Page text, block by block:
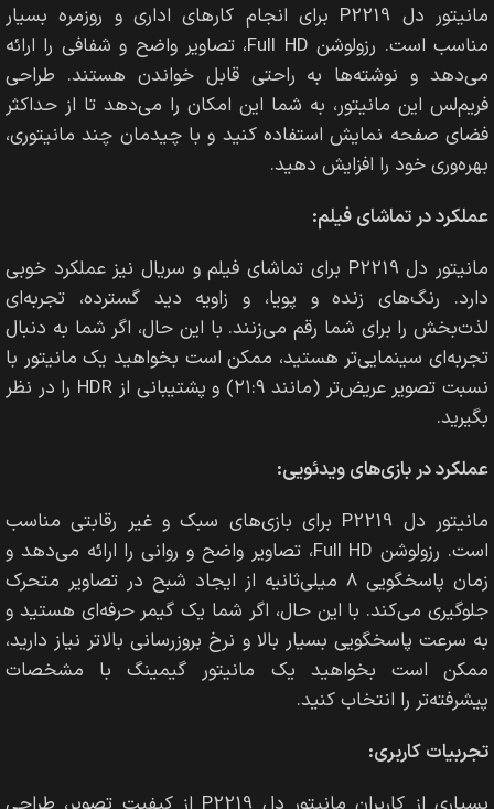
مانیتور دل P2219 برای انجام کارهای اداری و روزمره بسیار
مناسب است. رزولوشن Full HD، تصاویر واضح و شفافی را ارائه
می‌دهد و نوشته‌ها به راحتی قابل خواندن هستند. طراحی
فریم‌لس این مانیتور، به شما این امکان را می‌دهد تا از حداکثر
فضای صفحه نمایش استفاده کنید و با چیدمان چند مانیتوری،
بهره‌وری خود را افزایش دهید.
عملکرد در تماشای فیلم:
مانیتور دل P2219 برای تماشای فیلم و سریال نیز عملکرد خوبی
دارد. رنگ‌های زنده و پویا، و زاویه دید گسترده، تجربه‌ای
لذت‌بخش را برای شما رقم می‌زنند. با این حال، اگر شما به دنبال
تجربه‌ای سینمایی‌تر هستید، ممکن است بخواهید یک مانیتور با
نسبت تصویر عریض‌تر (مانند ۲۱:۹) و پشتیبانی از HDR را در نظر
بگیرید.
عملکرد در بازی‌های ویدئویی:
مانیتور دل P2219 برای بازی‌های سبک و غیر رقابتی مناسب
است. رزولوشن Full HD، تصاویر واضح و روانی را ارائه می‌دهد و
زمان پاسخگویی ۸ میلی‌ثانیه از ایجاد شبح در تصاویر متحرک
جلوگیری می‌کند. با این حال، اگر شما یک گیمر حرفه‌ای هستید و
به سرعت پاسخگویی بسیار بالا و نرخ بروزرسانی بالاتر نیاز دارید،
ممکن است بخواهید یک مانیتور گیمینگ با مشخصات
پیشرفته‌تر را انتخاب کنید.
تجربیات کاربری: